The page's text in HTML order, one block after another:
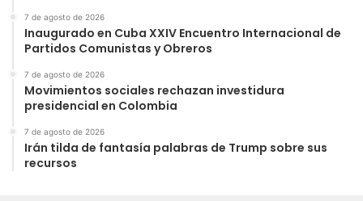
7 de agosto de 2026
Inaugurado en Cuba XXIV Encuentro Internacional de
Partidos Comunistas y Obreros
7 de agosto de 2026
Movimientos sociales rechazan investidura
presidencial en Colombia
7 de agosto de 2026
Irán tilda de fantasía palabras de Trump sobre sus
recursos